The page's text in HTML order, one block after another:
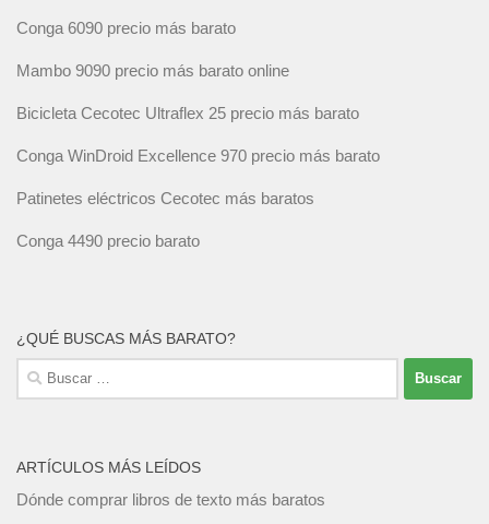
Conga 6090 precio más barato
Mambo 9090 precio más barato online
Bicicleta Cecotec Ultraflex 25 precio más barato
Conga WinDroid Excellence 970 precio más barato
Patinetes eléctricos Cecotec más baratos
Conga 4490 precio barato
¿QUÉ BUSCAS MÁS BARATO?
Buscar:
ARTÍCULOS MÁS LEÍDOS
Dónde comprar libros de texto más baratos